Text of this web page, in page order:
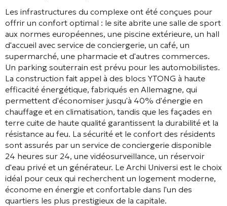
Les infrastructures du complexe ont été conçues pour
offrir un confort optimal : le site abrite une salle de sport
aux normes européennes, une piscine extérieure, un hall
d'accueil avec service de conciergerie, un café, un
supermarché, une pharmacie et d'autres commerces.
Un parking souterrain est prévu pour les automobilistes.
La construction fait appel à des blocs YTONG à haute
efficacité énergétique, fabriqués en Allemagne, qui
permettent d'économiser jusqu'à 40% d'énergie en
chauffage et en climatisation, tandis que les façades en
terre cuite de haute qualité garantissent la durabilité et la
résistance au feu. La sécurité et le confort des résidents
sont assurés par un service de conciergerie disponible
24 heures sur 24, une vidéosurveillance, un réservoir
d'eau privé et un générateur. Le Archi Universi est le choix
idéal pour ceux qui recherchent un logement moderne,
économe en énergie et confortable dans l'un des
quartiers les plus prestigieux de la capitale.